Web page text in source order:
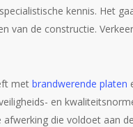
kennis. Het
van de constructie.
met brandwerende platen
en
die voldoet aan